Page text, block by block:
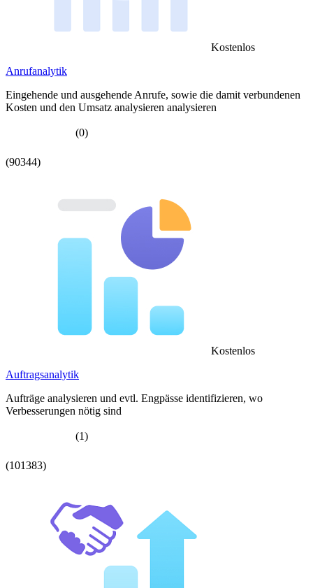
Kostenlos
Anrufanalytik
Eingehende und ausgehende Anrufe, sowie die damit verbundenen
Kosten und den Umsatz analysieren analysieren
(0)
(90344)
Kostenlos
Auftragsanalytik
Aufträge analysieren und evtl. Engpässe identifizieren, wo
Verbesserungen nötig sind
(1)
(101383)